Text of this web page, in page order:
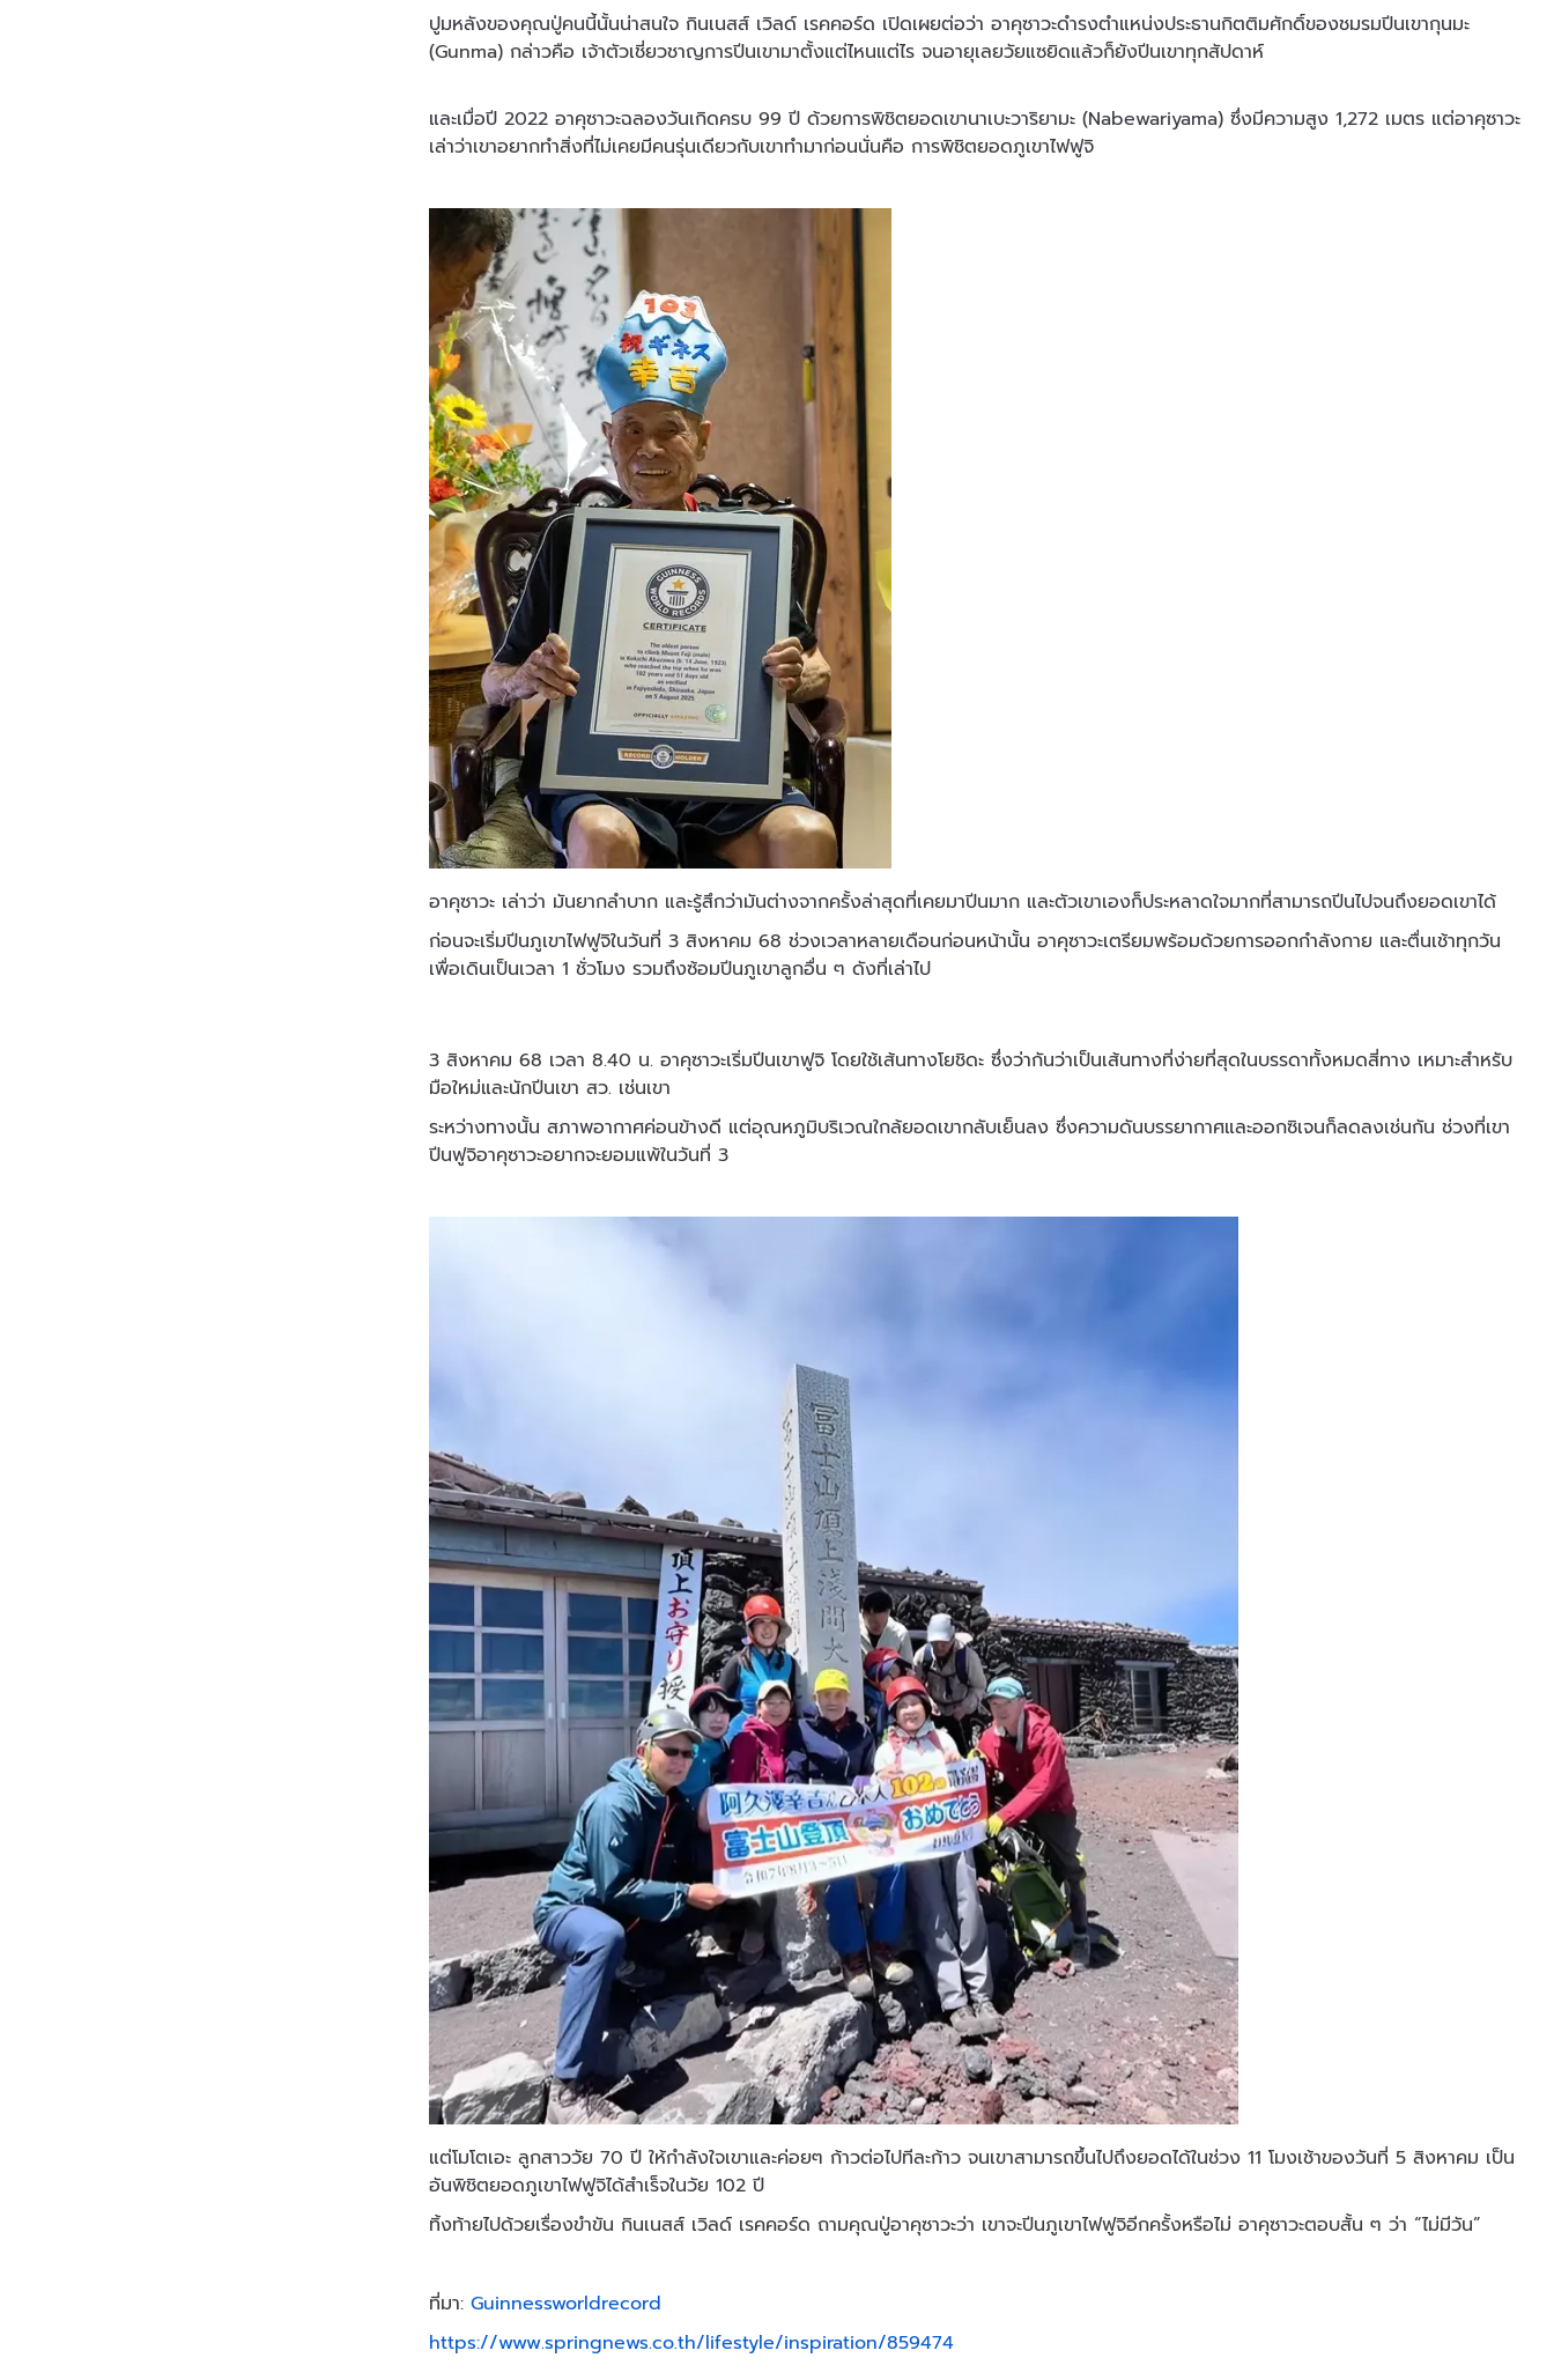
ปูมหลังของคุณปู่คนนี้นั้นน่าสนใจ กินเนสส์ เวิลด์ เรคคอร์ด เปิดเผยต่อว่า อาคุซาวะดำรงตำแหน่งประธานกิตติมศักดิ์ของชมรมปีนเขากุนมะ
(Gunma) กล่าวคือ เจ้าตัวเชี่ยวชาญการปีนเขามาตั้งแต่ไหนแต่ไร จนอายุเลยวัยแซยิดแล้วก็ยังปีนเขาทุกสัปดาห์
และเมื่อปี 2022 อาคุซาวะฉลองวันเกิดครบ 99 ปี ด้วยการพิชิตยอดเขานาเบะวาริยามะ (Nabewariyama) ซึ่งมีความสูง 1,272 เมตร แต่อาคุซาวะ
เล่าว่าเขาอยากทำสิ่งที่ไม่เคยมีคนรุ่นเดียวกับเขาทำมาก่อนนั่นคือ การพิชิตยอดภูเขาไฟฟูจิ
อาคุซาวะ เล่าว่า มันยากลำบาก และรู้สึกว่ามันต่างจากครั้งล่าสุดที่เคยมาปีนมาก และตัวเขาเองก็ประหลาดใจมากที่สามารถปีนไปจนถึงยอดเขาได้
ก่อนจะเริ่มปีนภูเขาไฟฟูจิในวันที่ 3 สิงหาคม 68 ช่วงเวลาหลายเดือนก่อนหน้านั้น อาคุซาวะเตรียมพร้อมด้วยการออกกำลังกาย และตื่นเช้าทุกวัน
เพื่อเดินเป็นเวลา 1 ชั่วโมง รวมถึงซ้อมปีนภูเขาลูกอื่น ๆ ดังที่เล่าไป
3 สิงหาคม 68 เวลา 8.40 น. อาคุซาวะเริ่มปีนเขาฟูจิ โดยใช้เส้นทางโยชิดะ ซึ่งว่ากันว่าเป็นเส้นทางที่ง่ายที่สุดในบรรดาทั้งหมดสี่ทาง เหมาะสำหรับ
มือใหม่และนักปีนเขา สว. เช่นเขา
ระหว่างทางนั้น สภาพอากาศค่อนข้างดี แต่อุณหภูมิบริเวณใกล้ยอดเขากลับเย็นลง ซึ่งความดันบรรยากาศและออกซิเจนก็ลดลงเช่นกัน ช่วงที่เขา
ปีนฟูจิอาคุซาวะอยากจะยอมแพ้ในวันที่ 3
แต่โมโตเอะ ลูกสาววัย 70 ปี ให้กำลังใจเขาและค่อยๆ ก้าวต่อไปทีละก้าว จนเขาสามารถขึ้นไปถึงยอดได้ในช่วง 11 โมงเช้าของวันที่ 5 สิงหาคม เป็น
อันพิชิตยอดภูเขาไฟฟูจิได้สำเร็จในวัย 102 ปี
ทิ้งท้ายไปด้วยเรื่องขำขัน กินเนสส์ เวิลด์ เรคคอร์ด ถามคุณปู่อาคุซาวะว่า เขาจะปีนภูเขาไฟฟูจิอีกครั้งหรือไม่ อาคุซาวะตอบสั้น ๆ ว่า “ไม่มีวัน”
ที่มา:Guinnessworldrecord
https://www.springnews.co.th/lifestyle/inspiration/859474